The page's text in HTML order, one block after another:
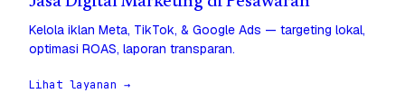
Kelola iklan Meta, TikTok, & Google Ads — targeting lokal,
optimasi ROAS, laporan transparan.
Lihat layanan →